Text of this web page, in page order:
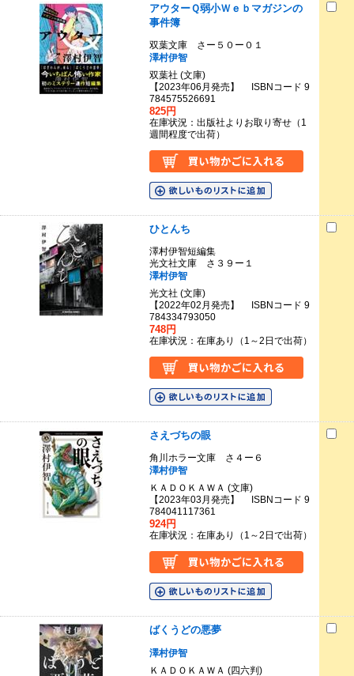
アウターＱ弱小Ｗｅｂマガジンの
事件簿
双葉文庫 さー５０ー０１
澤村伊智
双葉社 (文庫)
【2023年06月発売】 ISBNコード 9
784575526691
825円
在庫状況：出版社よりお取り寄せ（1
週間程度で出荷）
ひとんち
澤村伊智短編集
光文社文庫 さ３９ー１
澤村伊智
光文社 (文庫)
【2022年02月発売】 ISBNコード 9
784334793050
748円
在庫状況：在庫あり（1～2日で出荷）
さえづちの眼
角川ホラー文庫 さ４ー６
澤村伊智
ＫＡＤＯＫＡＷＡ (文庫)
【2023年03月発売】 ISBNコード 9
784041117361
924円
在庫状況：在庫あり（1～2日で出荷）
ばくうどの悪夢
澤村伊智
ＫＡＤＯＫＡＷＡ (四六判)